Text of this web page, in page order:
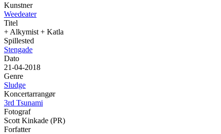
Kunstner
Weedeater
Titel
+ Alkymist + Katla
Spillested
Stengade
Dato
21-04-2018
Genre
Sludge
Koncertarrangør
3rd Tsunami
Fotograf
Scott Kinkade (PR)
Forfatter